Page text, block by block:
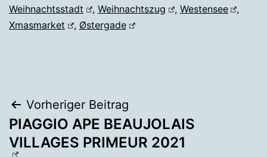
Weihnachtsstadt
, Weihnachtszug , Westensee
,
Xmasmarket
, Østergade
Beitragsnavigation
Vorheriger Beitrag
PIAGGIO APE BEAUJOLAIS
VILLAGES PRIMEUR 2021